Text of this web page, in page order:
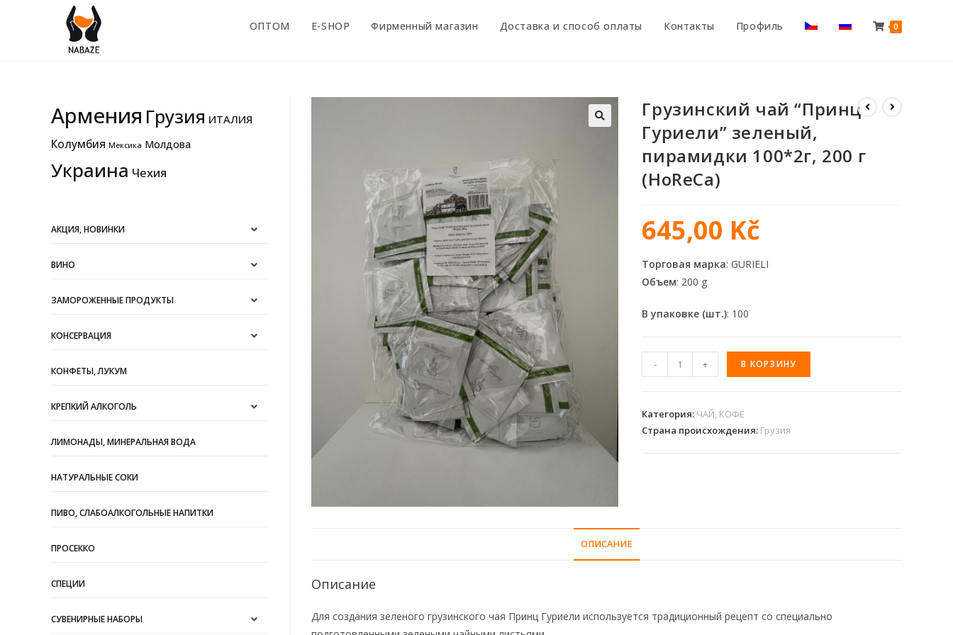
ОПТОМ E-SHOP Фирменный магазин Доставка и способ оплаты Контакты Профиль 0
Грузинский чай “Принц
Гуриели” зеленый,
пирамидки 100*2г, 200 г
(HoReCa)
645,00 Kč
Торговая марка: GURIELI
Объем: 200 g
В упаковке (шт.): 100
- + В КОРЗИНУ
Категория: ЧАЙ, КОФЕ
Страна происхождения: Грузия
ОПИСАНИЕ
Описание
Для создания зеленого грузинского чая Принц Гуриели используется традиционный рецепт со специально
Армения Грузия ИТАЛИЯ
Колумбия Мексика Молдова
Украина Чехия
АКЦИЯ, НОВИНКИ
ВИНО
ЗАМОРОЖЕННЫЕ ПРОДУКТЫ
КОНСЕРВАЦИЯ
КОНФЕТЫ, ЛУКУМ
КРЕПКИЙ АЛКОГОЛЬ
ЛИМОНАДЫ, МИНЕРАЛЬНАЯ ВОДА
НАТУРАЛЬНЫЕ СОКИ
ПИВО, СЛАБОАЛКОГОЛЬНЫЕ НАПИТКИ
ПРОСЕККО
СПЕЦИИ
СУВЕНИРНЫЕ НАБОРЫ